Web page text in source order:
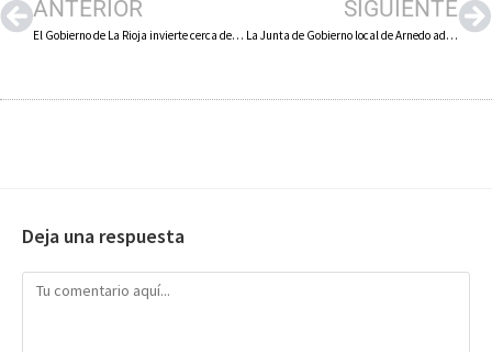
ANTERIOR
El Gobierno de La Rioja invierte cerca de 300.000 euros en la mejora del colector de saneamiento de Alfaro
SIGUIENTE
La Junta de Gobierno local de Arnedo adjudica las obras de renovación de las calles San Miguel, Carrera y adyacentes por casi 1´4 millones de euros
Deja una respuesta